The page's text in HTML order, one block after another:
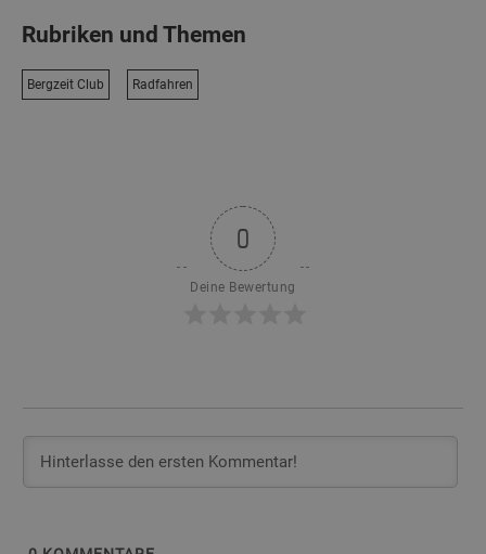
Rubriken und Themen
Bergzeit Club Radfahren
0
Deine Bewertung